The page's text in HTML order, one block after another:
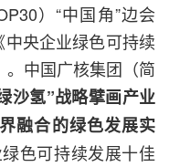
）“中国角”边会
央企业绿色可持续
中国广核集团（简
沙氢”战略擘画产业
融合的绿色发展实
色可持续发展十佳